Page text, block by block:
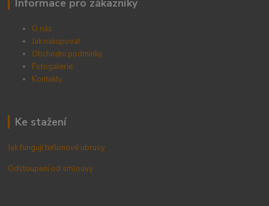
Informace pro zákazníky
O nás
Jak nakupovat
Obchodní podmínky
Fotogalerie
Kontakty
Ke stažení
Jak fungují teflonové ubrusy
Odstoupení od smlouvy